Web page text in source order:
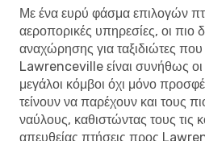
Με ένα ευρύ φάσμα επιλογών
αεροπορικές υπηρεσίες, οι πιο
αναχώρησης για ταξιδιώτες
Lawrenceville είναι συνήθως οι
μεγάλοι κόμβοι όχι μόνο
τείνουν να παρέχουν και τους
ναύλους, καθιστώντας τους τις
απευθείας πτήσεις προς